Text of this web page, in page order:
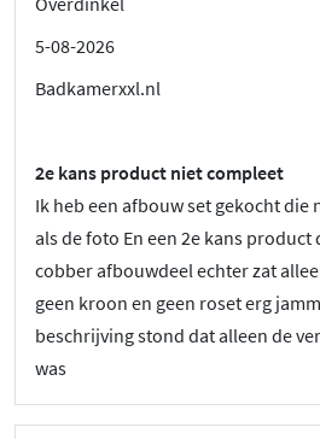
5-08-2026
Badkamerxxl.nl
2e kans product niet compleet
Ik heb een afbouw set gekocht die
als de foto En een 2e kans
cobber afbouwdeel echter zat
geen kroon en geen roset erg
beschrijving stond dat alleen de
was